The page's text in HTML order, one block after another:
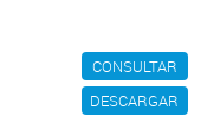
CONSULTAR
DESCARGAR